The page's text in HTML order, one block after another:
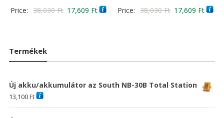
4.00
Price: 38,030Ft Original
17,609 FtCurrent
4.00
Price: 38,030Ft Original
17,609 Ft
Termékek
Új akku/akkumulátor az South NB-30B Total Station
13,100Ft